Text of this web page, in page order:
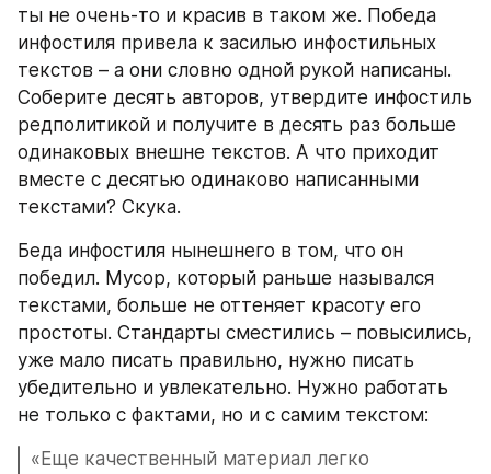
ты не очень-то и красив в таком же. Победа
инфостиля привела к засилью инфостильных
текстов – а они словно одной рукой написаны.
Соберите десять авторов, утвердите инфостиль
редполитикой и получите в десять раз больше
одинаковых внешне текстов. А что приходит
вместе с десятью одинаково написанными
текстами? Скука.
Беда инфостиля нынешнего в том, что он
победил. Мусор, который раньше назывался
текстами, больше не оттеняет красоту его
простоты. Стандарты сместились – повысились,
уже мало писать правильно, нужно писать
убедительно и увлекательно. Нужно работать
не только с фактами, но и с самим текстом:
«Еще качественный материал легко